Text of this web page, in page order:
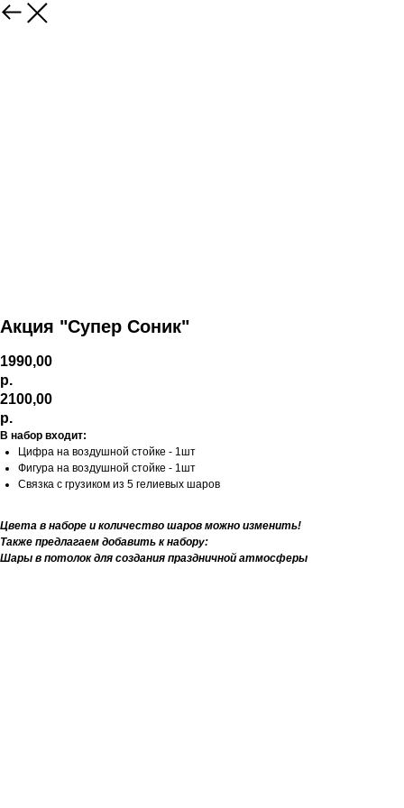
Акция "Супер Соник"
1990,00
р.
2100,00
р.
В набор входит:
Цифра на воздушной стойке - 1шт
Фигура на воздушной стойке - 1шт
Связка с грузиком из 5 гелиевых шаров
Цвета в наборе и количество шаров можно изменить!
Также предлагаем добавить к набору:
Шары в потолок для создания праздничной атмосферы